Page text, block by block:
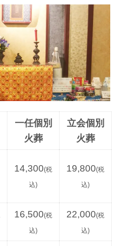
一任個別
火葬
立会個別
火葬
14,300(税
込)
19,800(税
込)
16,500(税
込)
22,000(税
込)